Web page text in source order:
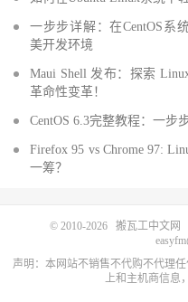
一步步详解：在CentOS系
美开发环境
Maui Shell 发布：探索
革命性变革！
CentOS 6.3完整教程：一步
Firefox 95 vs Chrome 97:
一筹？
© 2010-2026 搬瓦工中文网
声明：本网站不销售不代购不代理
上和主机商信息